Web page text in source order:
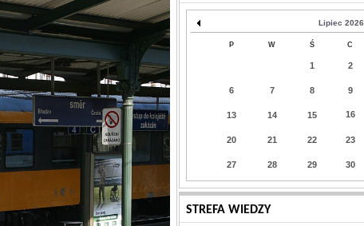
Lipiec 2026
P W Ś C
1 2
6 7 8 9
13 14 15 16
20 21 22 23
27 28 29 30
STREFA WIEDZY